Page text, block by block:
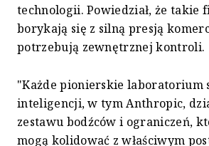
technologii. Powiedział, że takie
borykają się z silną presją
potrzebują zewnętrznej kontroli.
"Każde pionierskie laboratorium
inteligencji, w tym Anthropic,
zestawu bodźców i ograniczeń,
mogą kolidować z właściwym